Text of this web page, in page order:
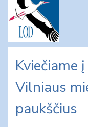
content
Kviečiame
Vilniaus
paukščius